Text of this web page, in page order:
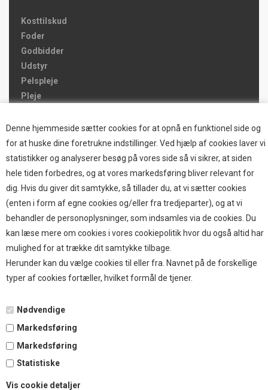
Denne hjemmeside sætter cookies for at opnå en funktionel side og
for at huske dine foretrukne indstillinger. Ved hjælp af cookies laver vi
statistikker og analyserer besøg på vores side så vi sikrer, at siden
hele tiden forbedres, og at vores markedsføring bliver relevant for
dig. Hvis du giver dit samtykke, så tillader du, at vi sætter cookies
(enten i form af egne cookies og/eller fra tredjeparter), og at vi
behandler de personoplysninger, som indsamles via de cookies. Du
kan læse mere om cookies i vores cookiepolitik hvor du også altid har
mulighed for at trække dit samtykke tilbage.
Herunder kan du vælge cookies til eller fra. Navnet på de forskellige
typer af cookies fortæller, hvilket formål de tjener.
Nødvendige
Markedsføring
Markedsføring
Statistiske
Vis cookie detaljer
Kosttilskud
Foder
Godbidder
Udstyr
Pelspleje
Pleje
Brands
TOP BRANDS
HOKAMIX
HVALPESTART RAIZUP
Thule hundbure
GRAU
STARMARK
VARIOCAGE-MIMSAFE
TILMELD NYHEDSBREV
og nyheder i shoppen. Du kan til en hver tid afmelde igen.